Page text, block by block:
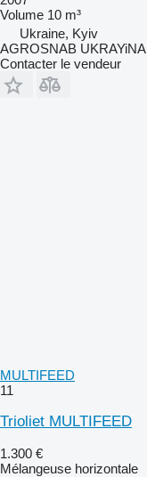
Volume 10 m³
Ukraine, Kyiv
AGROSNAB UKRAYiNA
Contacter le vendeur
MULTIFEED
11
Trioliet MULTIFEED
1.300 €
Mélangeuse horizontale